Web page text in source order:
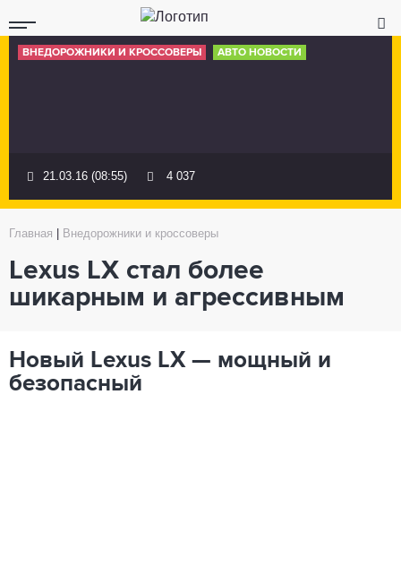
ВНЕДОРОЖНИКИ И КРОССОВЕРЫ АВТО НОВОСТИ
21.03.16 (08:55) 4 037
Главная Внедорожники и кроссоверы
Lexus LX стал более
шикарным и агрессивным
Новый Lexus LX — мощный и
безопасный